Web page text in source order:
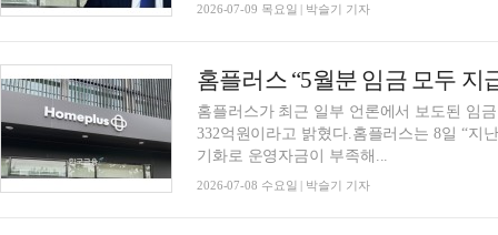
2026-07-09 목요일 | 박슬기 기자
홈플러스 “5월분 임금 모두
홈플러스가 최근 일부 언론에서 보도된 임
332억원이라고 밝혔다.홈플러스는 8일 “지
기화로 운영자금이 부족해...
2026-07-08 수요일 | 박슬기 기자